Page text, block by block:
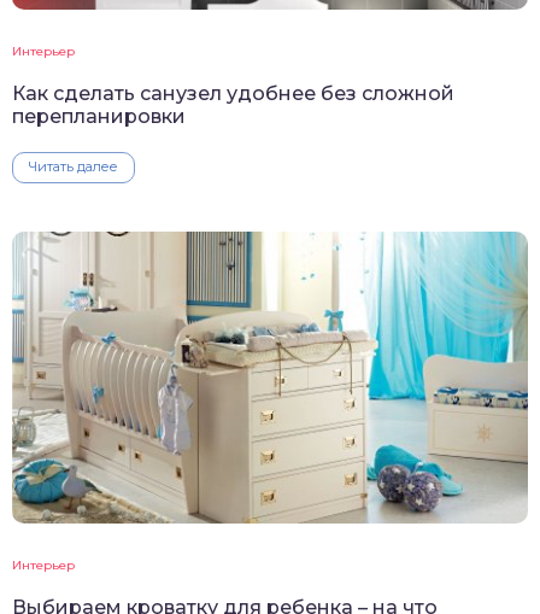
Интерьер
Как сделать санузел удобнее без сложной
перепланировки
Читать далее
Интерьер
Выбираем кроватку для ребенка – на что